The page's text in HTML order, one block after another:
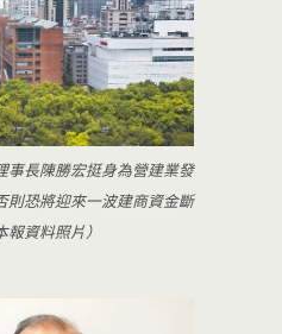
事長陳勝宏挺身為營建業發
則恐將迎來一波建商資金斷
報資料照片）